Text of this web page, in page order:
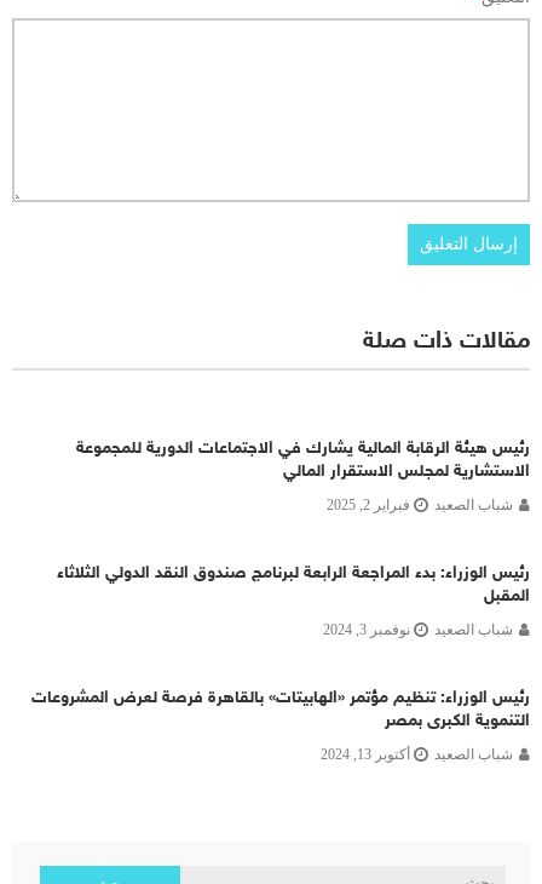
مقالات ذات صلة
رئيس هيئة الرقابة المالية يشارك في الاجتماعات الدورية للمجموعة
الاستشارية لمجلس الاستقرار المالي
شباب الصعيد فبراير 2, 2025
رئيس الوزراء: بدء المراجعة الرابعة لبرنامج صندوق النقد الدولي الثلاثاء
المقبل
شباب الصعيد نوفمبر 3, 2024
رئيس الوزراء: تنظيم مؤتمر «الهابيتات» بالقاهرة فرصة لعرض المشروعات
التنموية الكبرى بمصر
شباب الصعيد أكتوبر 13, 2024
البحث